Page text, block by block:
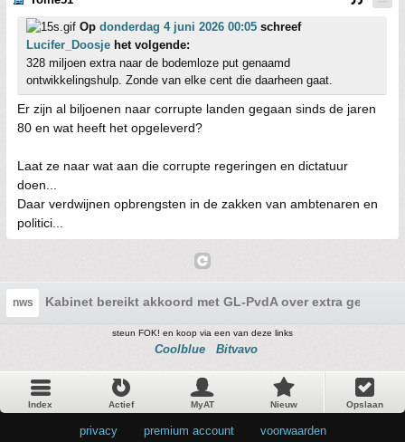
Op donderdag 4 juni 2026 00:05 schreef
Lucifer_Doosje het volgende:
328 miljoen extra naar de bodemloze put genaamd
ontwikkelingshulp. Zonde van elke cent die daarheen gaat.
Er zijn al biljoenen naar corrupte landen gegaan sinds de jaren
80 en wat heeft het opgeleverd?
Laat ze naar wat aan die corrupte regeringen en dictatuur
doen...
Daar verdwijnen opbrengsten in de zakken van ambtenaren en
politici...
nws Kabinet bereikt akkoord met GL-PvdA over extra geld
steun FOK! en koop via een van deze links
Coolblue Bitvavo
Index Actief MyAT Nieuw Opslaan
privacy premium account voorwaarden